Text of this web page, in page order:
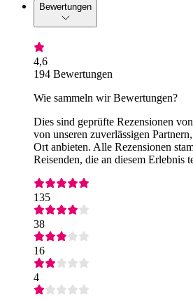
Bewertungen
4,6
194 Bewertungen
Wie sammeln wir Bewertungen?
Dies sind geprüfte Rezensionen
von unseren zuverlässigen
Ort anbieten. Alle Rezensionen
Reisenden, die an diesem Erlebnis
135
38
16
4